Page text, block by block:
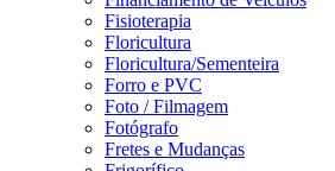
Fisioterapia
Floricultura
Floricultura/Sementeira
Forro e PVC
Foto / Filmagem
Fotógrafo
Fretes e Mudanças